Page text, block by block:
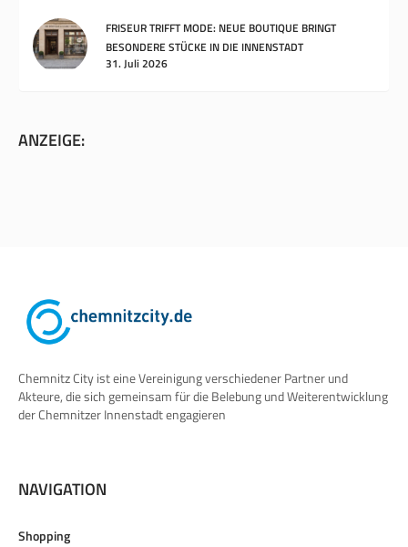
FRISEUR TRIFFT MODE: NEUE BOUTIQUE BRINGT
BESONDERE STÜCKE IN DIE INNENSTADT
31. Juli 2026
ANZEIGE:
Chemnitz City ist eine Vereinigung verschiedener Partner und
Akteure, die sich gemeinsam für die Belebung und Weiterentwicklung
der Chemnitzer Innenstadt engagieren
NAVIGATION
Shopping